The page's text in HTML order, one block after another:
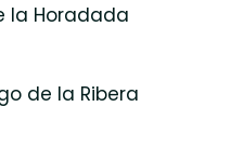
la Horadada
de la Ribera